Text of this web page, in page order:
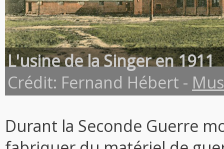
L'usine de la Singer en 1911
Crédit: Fernand Hébert -
Durant la Seconde Guerre